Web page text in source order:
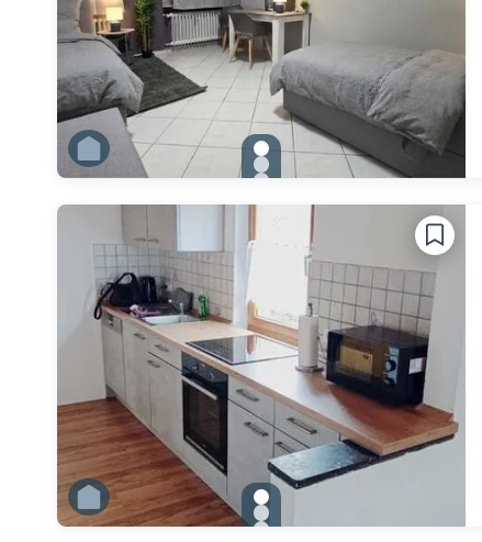
gallery.slide_selector
Zu Slide 1 wechseln
Zu Slide 2 wechseln
Zu Slide 4 wechseln
Zu Slide 5 wechseln
Zu Slide 6 wechseln
gallery.slide_selector
Zu Slide 1 wechseln
Zu Slide 2 wechseln